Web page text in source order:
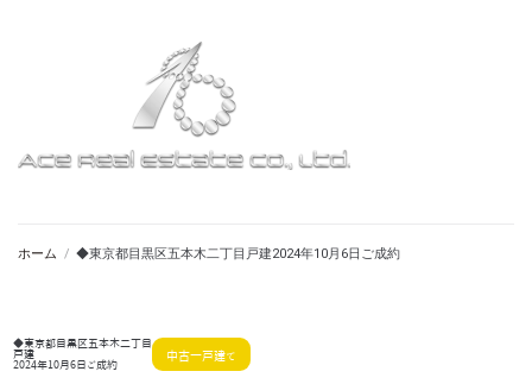
ホーム / ◆東京都目黒区五本木二丁目戸建2024年10月6日ご成約
◆東京都目黒区五本木二丁目
戸建
2024年10月6日ご成約
中古一戸建て